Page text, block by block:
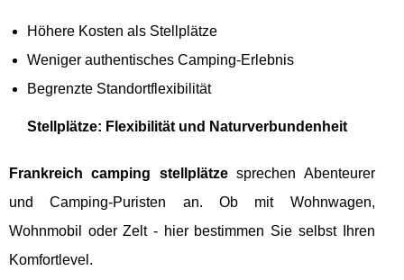
Höhere Kosten als Stellplätze
Weniger authentisches Camping-Erlebnis
Begrenzte Standortflexibilität
Stellplätze: Flexibilität und Naturverbundenheit
Frankreich camping stellplätzesprechen Abenteurer
und Camping-Puristen an. Ob mit Wohnwagen,
Wohnmobil oder Zelt - hier bestimmen Sie selbst Ihren
Komfortlevel.